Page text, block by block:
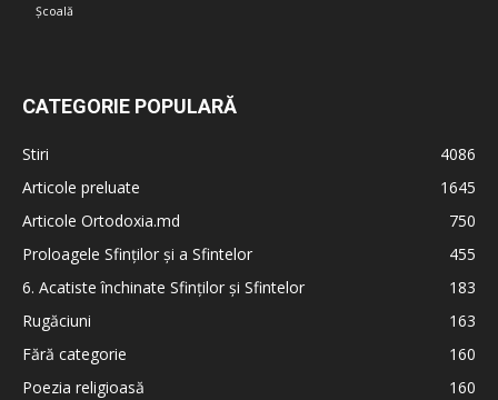
Școală
CATEGORIE POPULARĂ
Stiri
4086
Articole preluate
1645
Articole Ortodoxia.md
750
Proloagele Sfinților și a Sfintelor
455
6. Acatiste închinate Sfinților și Sfintelor
183
Rugăciuni
163
Fără categorie
160
Poezia religioasă
160